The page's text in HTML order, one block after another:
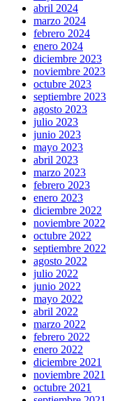
abril 2024
marzo 2024
febrero 2024
enero 2024
diciembre 2023
noviembre 2023
octubre 2023
septiembre 2023
agosto 2023
julio 2023
junio 2023
mayo 2023
abril 2023
marzo 2023
febrero 2023
enero 2023
diciembre 2022
noviembre 2022
octubre 2022
septiembre 2022
agosto 2022
julio 2022
junio 2022
mayo 2022
abril 2022
marzo 2022
febrero 2022
enero 2022
diciembre 2021
noviembre 2021
octubre 2021